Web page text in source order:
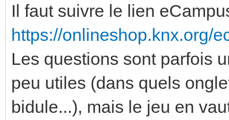
Il faut suivre le lien
https://onlineshop.knx.org/
Les questions sont parfois
peu utiles (dans quels
bidule...), mais le jeu en